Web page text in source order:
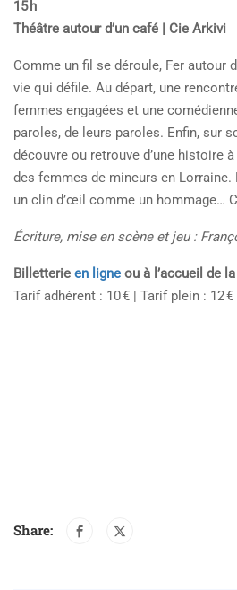
15 h
Théâtre autour d’un café | Cie Arkivi
Comme un fil se déroule, Fer autour
vie qui défile. Au départ, une
femmes engagées et une
paroles, de leurs paroles. Enfin, sur
découvre ou retrouve d’une histoire
des femmes de mineurs en
un clin d’œil comme un hommage…
Écriture, mise en scène et jeu :
Billetterie en ligne ou à l’accueil de
Tarif adhérent : 10 € | Tarif plein : 12
Share: